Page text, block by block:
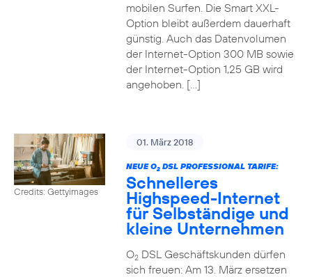
mobilen Surfen. Die Smart XXL-
Option bleibt außerdem dauerhaft
günstig. Auch das Datenvolumen
der Internet-Option 300 MB sowie
der Internet-Option 1,25 GB wird
angehoben. […]
Credits: Gettyimages
01. März 2018
NEUE O2DSL PROFESSIONAL TARIFE:
Schnelleres
Highspeed-Internet
für Selbständige und
kleine Unternehmen
O2DSL Geschäftskunden dürfen
sich freuen: Am 13. März ersetzen